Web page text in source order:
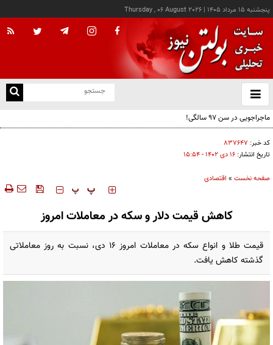
پنجشنبه ۱۵ مرداد ۱۴۰۵ |
Thursday , 06 August 2026
باز
و
ماجراجویی در سن ۹۷ سالگی!
کد خبر: ۸۳۷۶۴۷
تاریخ انتشار: ۱۶ دی ۱۴۰۲ - ۱۵:۵۴
صفحه نخست » اقتصادی
‍‍‍ پ پ
کاهش قیمت دلار و سکه در معاملات امروز‌
قیمت طلا و انواع سکه در معاملات امروز 16 دی، نسبت به روز معاملاتی
گذشته کاهش یافت.